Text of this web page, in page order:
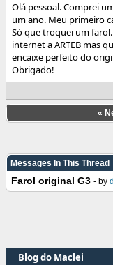
Olá pessoal. Comprei
um ano. Meu primeiro
Só que troquei um
internet a ARTEB mas
encaixe perfeito do
Obrigado!
«
Messages In This Thread
Farol original G3 - by
Blog do Maclei